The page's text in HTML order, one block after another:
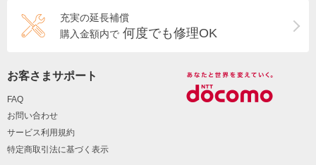
充実の延長補償
購入金額内で 何度でも修理OK
お客さまサポート
FAQ
お問い合わせ
サービス利用規約
特定商取引法に基づく表示